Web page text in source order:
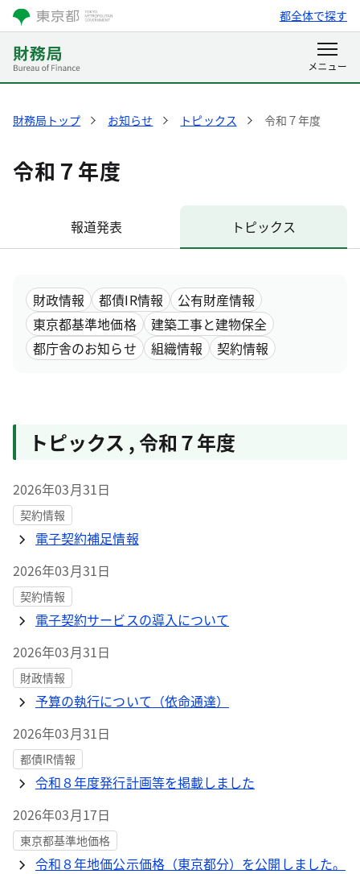
都全体で探す
財務局トップ お知らせ トピックス 令和７年度
令和７年度
報道発表 トピックス
財政情報 都債IR情報
公有財産情報
東京都基準地価格
建築工事と建物保全
都庁舎のお知らせ
組織情報 契約情報
トピックス ,令和７年度
2026年03月31日
契約情報
電子契約補足情報
2026年03月31日
契約情報
電子契約サービスの導入について
2026年03月31日
財政情報
予算の執行について（依命通達）
2026年03月31日
都債IR情報
令和８年度発行計画等を掲載しました
2026年03月17日
東京都基準地価格
令和８年地価公示価格（東京都分）を公開しました。